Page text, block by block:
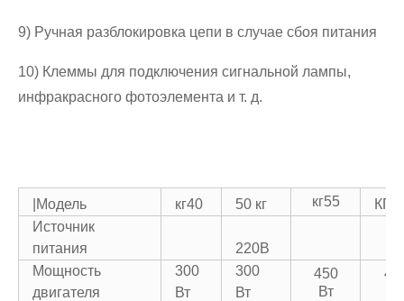
9) Ручная разблокировка цепи в случае сбоя питания
10) Клеммы для подключения сигнальной лампы,
инфракрасного фотоэлемента и т. д.
|Модель кг40 50 кг кг55
Источник
питания
220В
Мощность
двигателя
300
Вт
300
Вт
450
Вт